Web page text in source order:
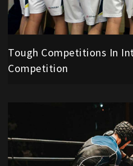
Tough Competitions In
Competition